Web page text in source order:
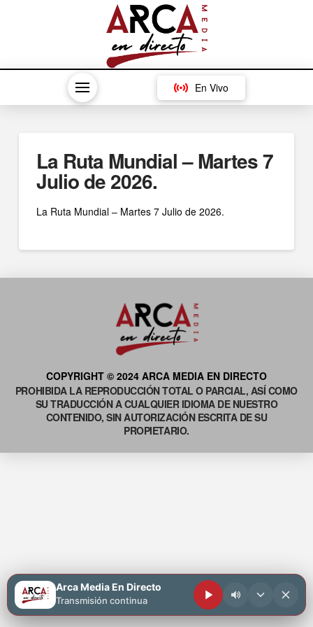
En Vivo
La Ruta Mundial – Martes 7
Julio de 2026.
La Ruta Mundial – Martes 7 Julio de 2026.
COPYRIGHT © 2024 ARCA MEDIA EN DIRECTO
PROHIBIDA LA REPRODUCCIÓN TOTAL O PARCIAL, ASÍ COMO
SU TRADUCCIÓN A CUALQUIER IDIOMA DE NUESTRO
CONTENIDO, SIN AUTORIZACIÓN ESCRITA DE SU
PROPIETARIO.
Arca Media En Directo
Transmisión continua